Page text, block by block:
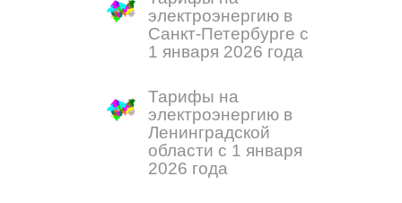
электроэнергию в
Санкт-Петербурге с
1 января 2026 года
Тарифы на
электроэнергию в
Ленинградской
области с 1 января
2026 года